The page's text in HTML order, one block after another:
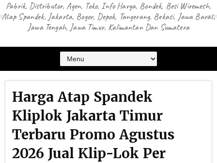
Pabrik, Distributor, Agen, Toko, Info Harga, Bondek, Besi Wiremesh,
Atap Spandek, Jakarta, Bogor, Depok, Tangerang, Bekasi, Jawa Barat,
Jawa Tengah, Jawa Timur, Kalimantan Dan Sumatera
Harga Atap Spandek
Kliplok Jakarta Timur
Terbaru Promo Agustus
2026 Jual Klip-Lok Per